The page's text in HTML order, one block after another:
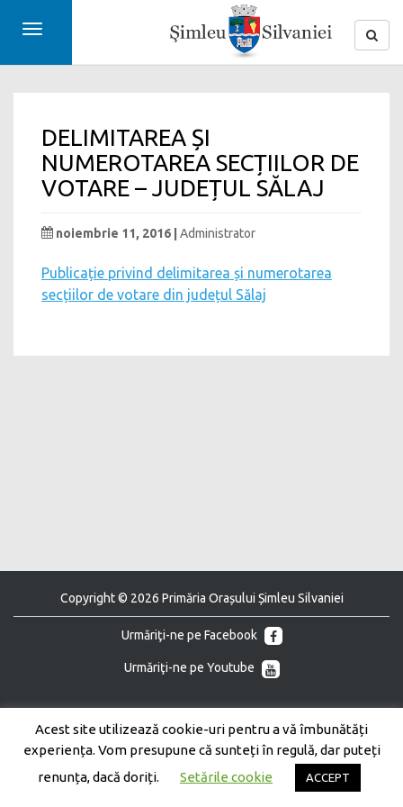
Toggle
DELIMITAREA ȘI
NUMEROTAREA SECȚIILOR DE
VOTARE – JUDEȚUL SĂLAJ
noiembrie 11, 2016 | Administrator
Publicație privind delimitarea și numerotarea
secțiilor de votare din județul Sălaj
Copyright © 2026 Primăria Orașului Șimleu Silvaniei
Urmăriţi-ne pe Facebook
Urmăriţi-ne pe Youtube
Acest site utilizează cookie-uri pentru a vă îmbunătăți
experiența. Vom presupune că sunteți în regulă, dar puteți
renunța, dacă doriți.
Setările cookie ACCEPT